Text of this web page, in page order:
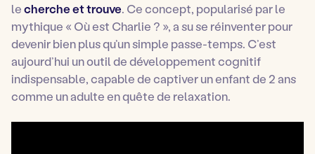
lecherche et trouve. Ce concept, popularisé par le
mythique « Où est Charlie ? », a su se réinventer pour
devenir bien plus qu’un simple passe-temps. C’est
aujourd’hui un outil de développement cognitif
indispensable, capable de captiver un enfant de 2 ans
comme un adulte en quête de relaxation.